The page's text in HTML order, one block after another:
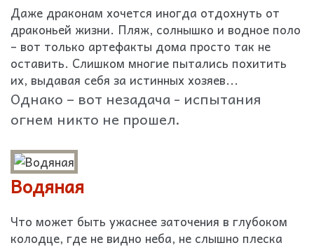
Даже драконам хочется иногда отдохнуть от
драконьей жизни. Пляж, солнышко и водное поло
– вот только артефакты дома просто так не
оставить. Слишком многие пытались похитить
их, выдавая себя за истинных хозяев...
Однако – вот незадача - испытания
огнем никто не прошел.
Водяная
Что может быть ужаснее заточения в глубоком
колодце, где не видно неба, не слышно плеска